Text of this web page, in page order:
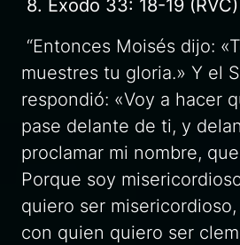
“Entonces Moisés dijo:
muestres tu gloria.» Y el
respondió: «Voy a hacer
pase delante de ti, y
proclamar mi nombre,
Porque soy
quiero ser
con quien quiero ser